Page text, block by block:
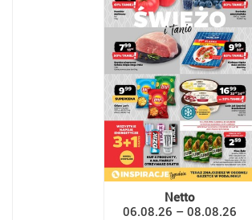
Netto
06.08.26 – 08.08.26